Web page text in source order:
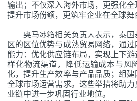
输出；不仅深入海外市场，更强化
提升市场份额，更筑牢企业在全球舞
奥马冰箱相关负责人表示，泰国
区的区位优势与成熟贸易网络，通
能力：优化供应链布局，实现上下
样化物流渠道，降低运输成本与风
化，提升生产效率与产品品质；组
全球市场运营需求。这些举措将助
业链中进一步巩固行业地位。